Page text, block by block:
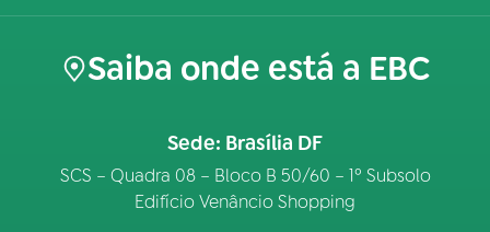
Saiba onde está a EBC
Sede: Brasília DF
SCS – Quadra 08 – Bloco B 50/60 – 1º Subsolo
Edifício Venâncio Shopping